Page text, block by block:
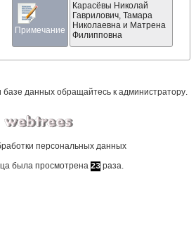
Примечание
Карасёвы Николай
Гаврилович, Тамара
Николаевна и Матрена
Филипповна
базе данных обращайтесь к администратору.
персональных данных
была просмотрена 23раза.